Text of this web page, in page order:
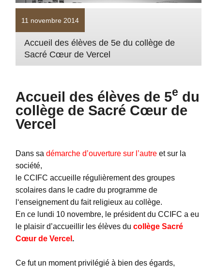
11 novembre 2014
Accueil des élèves de 5e du collège de
Sacré Cœur de Vercel
Accueil des élèves de 5e du
collège de Sacré Cœur de
Vercel
Dans sa démarche d’ouverture sur l’autre et sur la
société,
le CCIFC accueille régulièrement des groupes
scolaires dans le cadre du programme de
l‘enseignement du fait religieux au collège.
En ce lundi 10 novembre, le président du CCIFC a eu
le plaisir d’accueillir les élèves du collège Sacré
Cœur de Vercel .
Ce fut un moment privilégié à bien des égards,